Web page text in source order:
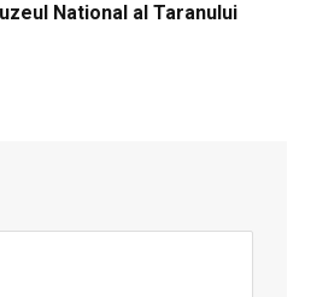
National al Taranului